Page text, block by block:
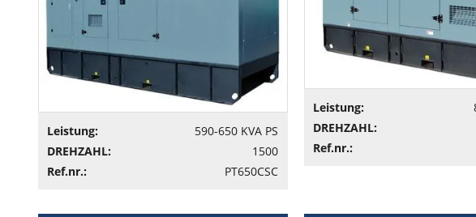
Leistung:
590-650 KVA PS
DREHZAHL:
1500
Ref.nr.:
PT650CSC
Leistung:
DREHZAHL:
Ref.nr.: